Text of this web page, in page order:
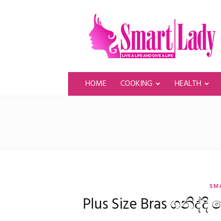
SmartLady
HOME COOKING HEALTH
Plus Size Bras